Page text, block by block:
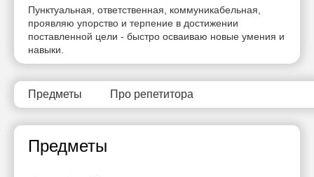
Пунктуальная, ответственная, коммуникабельная,
проявляю упорство и терпение в достижении
поставленной цели - быстро осваиваю новые умения и
навыки.
Предметы Про репетитора
Предметы
Нет
свободных
часов
Нет
свободных
часов
Нет
свободных
часов
часов